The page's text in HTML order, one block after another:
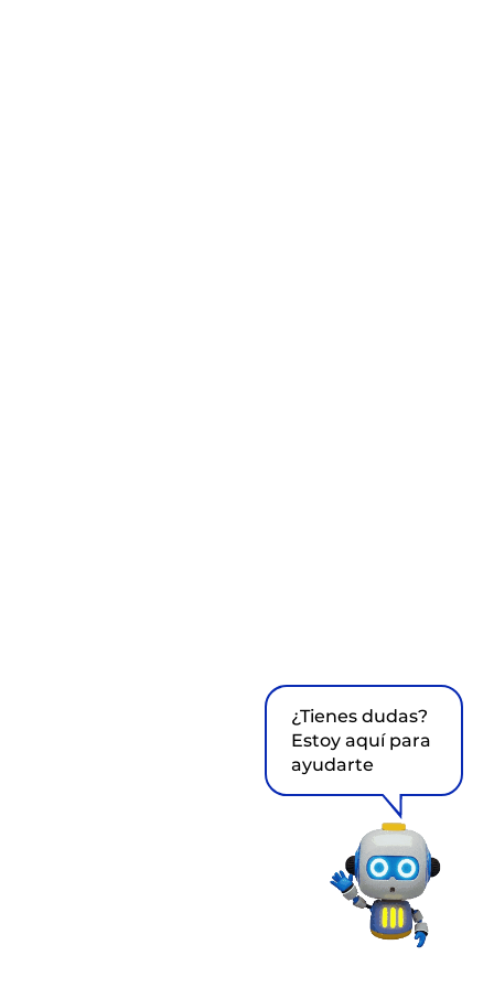
¿Tienes dudas?
Estoy aquí para
ayudarte